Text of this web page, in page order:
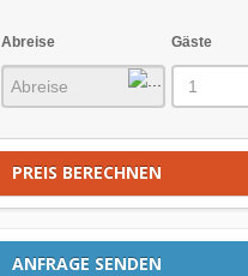
Abreise Gäste
1
PREIS BERECHNEN
ANFRAGE SENDEN